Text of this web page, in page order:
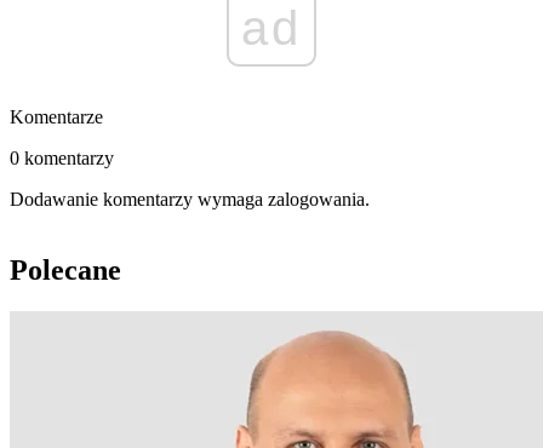
ad
Komentarze
0 komentarzy
Dodawanie komentarzy wymaga zalogowania.
Polecane